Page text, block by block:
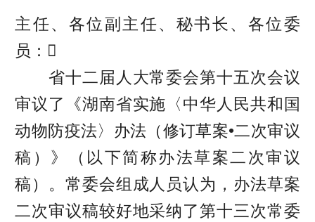
主任、各位副主任、秘书长、各位委
员：
省十二届人大常委会第十五次会议
审议了《湖南省实施〈中华人民共和国
动物防疫法〉办法（修订草案•二次审议
稿）》（以下简称办法草案二次审议
稿）。常委会组成人员认为，办法草案
二次审议稿较好地采纳了第十三次常委